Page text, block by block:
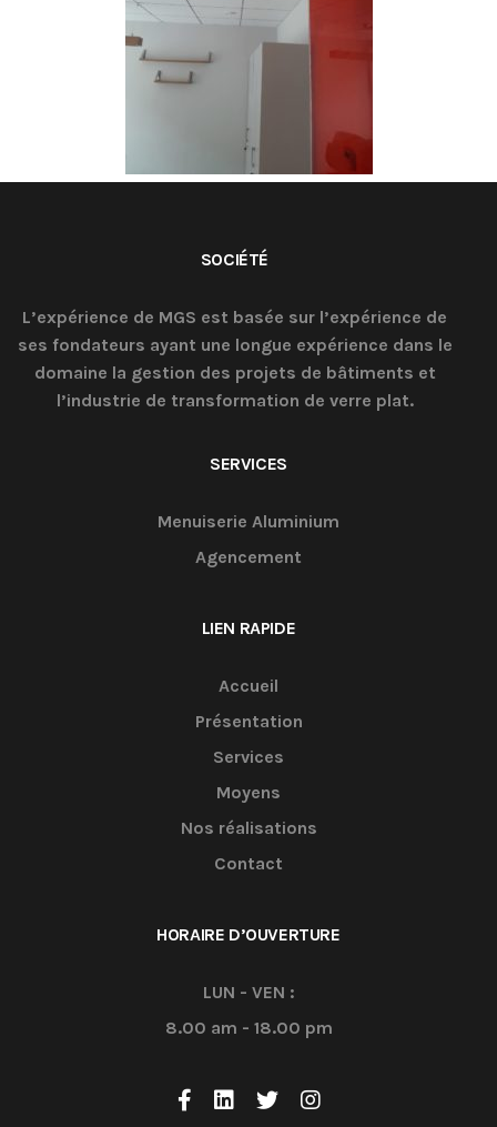
SOCIÉTÉ
L’expérience de MGS est basée sur l’expérience de
ses fondateurs ayant une longue expérience dans le
domaine la gestion des projets de bâtiments et
l’industrie de transformation de verre plat.
SERVICES
Menuiserie Aluminium
Agencement
LIEN RAPIDE
Accueil
Présentation
Services
Moyens
Nos réalisations
Contact
HORAIRE D’OUVERTURE
LUN - VEN :
8.00 am - 18.00 pm